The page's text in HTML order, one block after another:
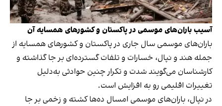
آسیب باران‌های موسمی در پاکستان و کشورهای همسایه آن
باران‌های موسمی سال جاری در پاکستان و کشورهای همسایه از
جمله هند و نپال، خسارات و تلفات گسترده‌ای بر جا گذاشته و
کارشناسان می‌گویند شدت و تکرار چنین حوادثی به‌دلیل
تغییرات اقلیمی رو به افزایش است.
در نپال، باران‌های موسمی امسال ده‌ها کشته و زخمی بر جا